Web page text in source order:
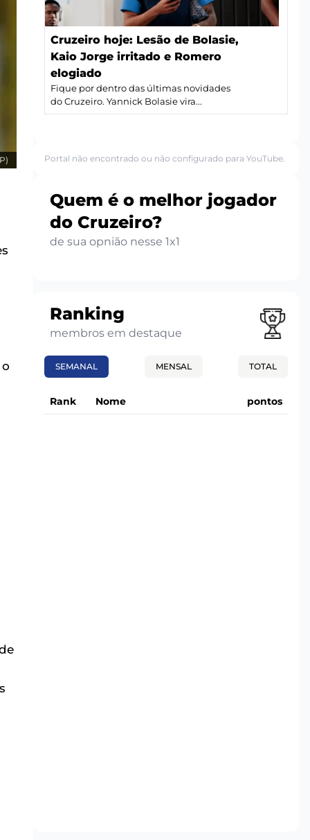
Cruzeiro hoje: Lesão de Bolasie,
Kaio Jorge irritado e Romero
elogiado
Fique por dentro das últimas novidades
do Cruzeiro. Yannick Bolasie vira...
Portal não encontrado ou não configurado para YouTube.
Quem é o melhor jogador
do Cruzeiro?
de sua opnião nesse 1x1
Ranking
membros em destaque
SEMANAL MENSAL TOTAL
Rank Nome pontos